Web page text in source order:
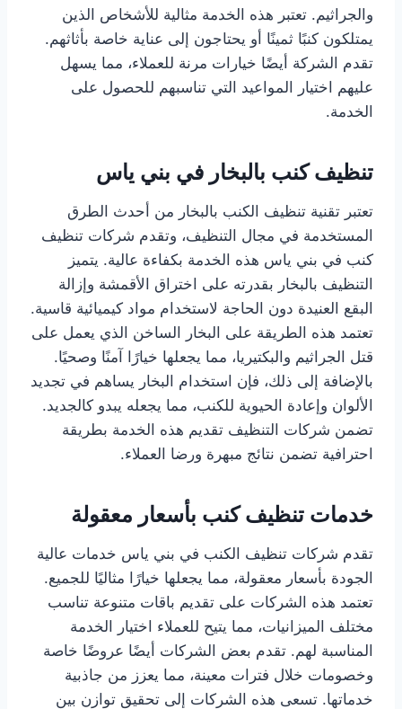
والجراثيم. تعتبر هذه الخدمة مثالية للأشخاص الذين
يمتلكون كنبًا ثمينًا أو يحتاجون إلى عناية خاصة بأثاثهم.
تقدم الشركة أيضًا خيارات مرنة للعملاء، مما يسهل
عليهم اختيار المواعيد التي تناسبهم للحصول على
الخدمة.
تنظيف كنب بالبخار في بني ياس
تعتبر تقنية تنظيف الكنب بالبخار من أحدث الطرق
المستخدمة في مجال التنظيف، وتقدم شركات تنظيف
كنب في بني ياس هذه الخدمة بكفاءة عالية. يتميز
التنظيف بالبخار بقدرته على اختراق الأقمشة وإزالة
البقع العنيدة دون الحاجة لاستخدام مواد كيميائية قاسية.
تعتمد هذه الطريقة على البخار الساخن الذي يعمل على
قتل الجراثيم والبكتيريا، مما يجعلها خيارًا آمنًا وصحيًا.
بالإضافة إلى ذلك، فإن استخدام البخار يساهم في تجديد
الألوان وإعادة الحيوية للكنب، مما يجعله يبدو كالجديد.
تضمن شركات التنظيف تقديم هذه الخدمة بطريقة
احترافية تضمن نتائج مبهرة ورضا العملاء.
خدمات تنظيف كنب بأسعار معقولة
تقدم شركات تنظيف الكنب في بني ياس خدمات عالية
الجودة بأسعار معقولة، مما يجعلها خيارًا مثاليًا للجميع.
تعتمد هذه الشركات على تقديم باقات متنوعة تناسب
مختلف الميزانيات، مما يتيح للعملاء اختيار الخدمة
المناسبة لهم. تقدم بعض الشركات أيضًا عروضًا خاصة
وخصومات خلال فترات معينة، مما يعزز من جاذبية
خدماتها. تسعى هذه الشركات إلى تحقيق توازن بين